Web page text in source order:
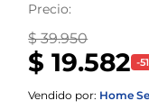
Precio:
$ 39.950
$ 19.582 -51
Vendido por: Home